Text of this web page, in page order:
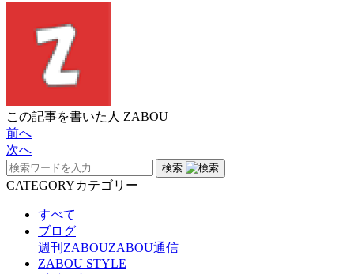
この記事を書いた人 ZABOU
前へ
次へ
検索
CATEGORYカテゴリー
すべて
ブログ
週刊ZABOUZABOU通信
ZABOU STYLE